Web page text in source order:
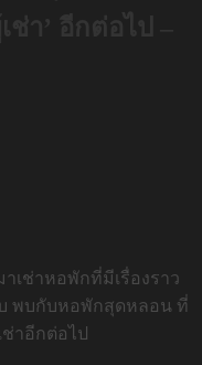
เช่าหอพักที่มีเรื่องราว
พบกับหอพักสุดหลอน ที่
าอีกต่อไป